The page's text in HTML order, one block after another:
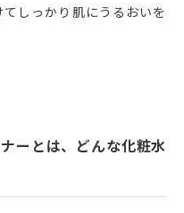
しっかり肌にうるおいを
ーとは、どんな化粧水